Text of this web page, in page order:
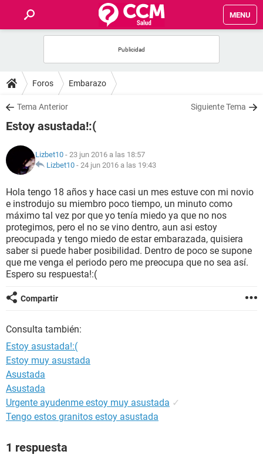
MENU
FOROS
SALUD
FAMILIA
NUTRICIÓN
BIENESTAR
SEXUALIDAD
GLOSARIO
Foros Embarazo
Tema Anterior Siguiente Tema
Estoy asustada!:(
Lizbet10 - 23 jun 2016 a las 18:57
Lizbet10 - 24 jun 2016 a las 19:43
Hola tengo 18 años y hace casi un mes estuve con mi novio
e instrodujo su miembro poco tiempo, un minuto como
máximo tal vez por que yo tenía miedo ya que no nos
protegimos, pero el no se vino dentro, aun asi estoy
preocupada y tengo miedo de estar embarazada, quisiera
saber si puede haber posibilidad. Dentro de poco se supone
que me venga el periodo pero me preocupa que no sea así.
Espero su respuesta!:(
Compartir
Consulta también:
Estoy asustada!:(
Estoy muy asustada
Asustada
Asustada
Urgente ayudenme estoy muy asustada ✓
Tengo estos granitos estoy asustada
1 respuesta